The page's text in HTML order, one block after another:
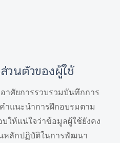
วนตัวของผู้ใช้
าศัยการรวบรวมบันทึกการ
ำแนะนำการฝึกอบรมตาม
ให้แน่ใจว่าข้อมูลผู้ใช้ยังคง
หลักปฏิบัติในการพัฒนา